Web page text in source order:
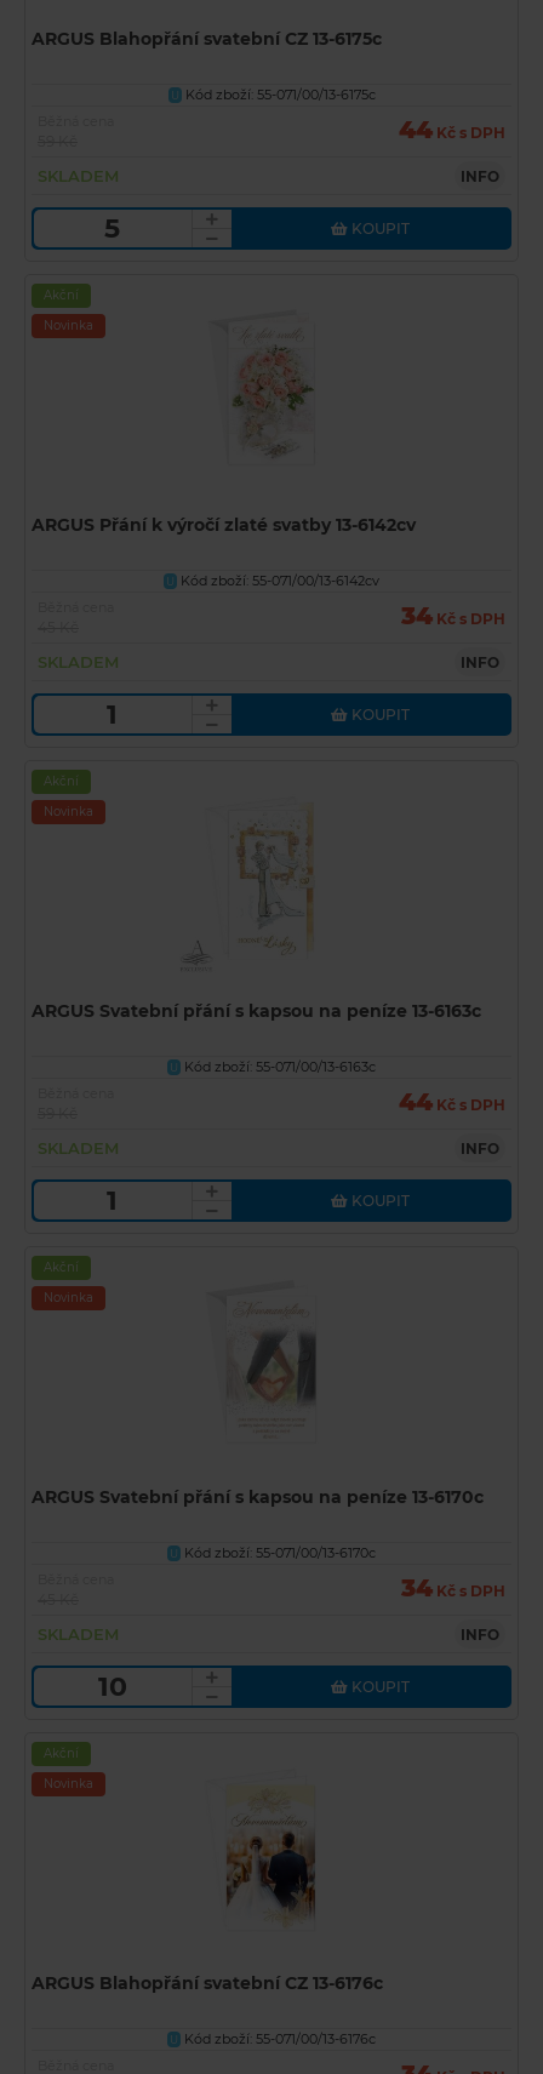
ARGUS Blahopřání svatební CZ 13-6175c
U Kód zboží: 55-071/00/13-6175c
44 Kč s DPH
SKLADEM INFO
KOUPIT
Akční
Novinka
ARGUS Přání k výročí zlaté svatby 13-6142cv
U
Kód zboží: 55-071/00/13-6142cv
34 Kč s DPH
SKLADEM INFO
KOUPIT
Akční
Novinka
ARGUS Svatební přání s kapsou na peníze 13-6163c
U
Kód zboží: 55-071/00/13-6163c
44 Kč s DPH
SKLADEM INFO
KOUPIT
Akční
Novinka
ARGUS Svatební přání s kapsou na peníze 13-6170c
U
Kód zboží: 55-071/00/13-6170c
34 Kč s DPH
SKLADEM INFO
KOUPIT
Akční
Novinka
ARGUS Blahopřání svatební CZ 13-6176c
U
Kód zboží: 55-071/00/13-6176c